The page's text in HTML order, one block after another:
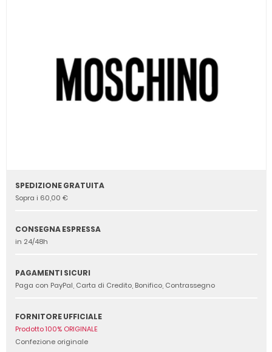
SPEDIZIONE GRATUITA
Sopra i 60,00 €
CONSEGNA ESPRESSA
in 24/48h
PAGAMENTI SICURI
Paga con PayPal, Carta di Credito, Bonifico, Contrassegno
FORNITORE UFFICIALE
Prodotto 100% ORIGINALE
Confezione originale